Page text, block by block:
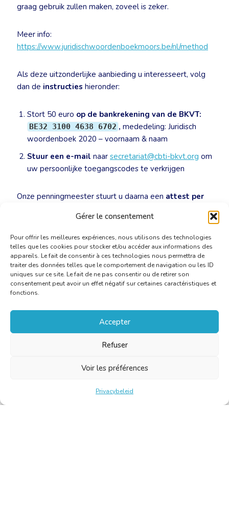
Gérer le consentement
Pour offrir les meilleures expériences, nous utilisons des technologies
telles que les cookies pour stocker et/ou accéder aux informations des
appareils. Le fait de consentir à ces technologies nous permettra de
traiter des données telles que le comportement de navigation ou les ID
uniques sur ce site. Le fait de ne pas consentir ou de retirer son
consentement peut avoir un effet négatif sur certaines caractéristiques et
fonctions.
Accepter
Refuser
Voir les préférences
Privacybeleid
graag gebruik zullen maken, zoveel is zeker.
Meer info:
https://www.juridischwoordenboekmoors.be/nl/method
Als deze uitzonderlijke aanbieding u interesseert, volg
dan de instructies hieronder:
Stort 50 euro op de bankrekening van de BKVT:
BE32 3100 4638 6702 , mededeling: Juridisch
woordenboek 2020 – voornaam & naam
Stuur een e-mail naar secretariat@cbti-bkvt.org om
uw persoonlijke toegangscodes te verkrijgen
Onze penningmeester stuurt u daarna een attest per
professionele boekhouding.